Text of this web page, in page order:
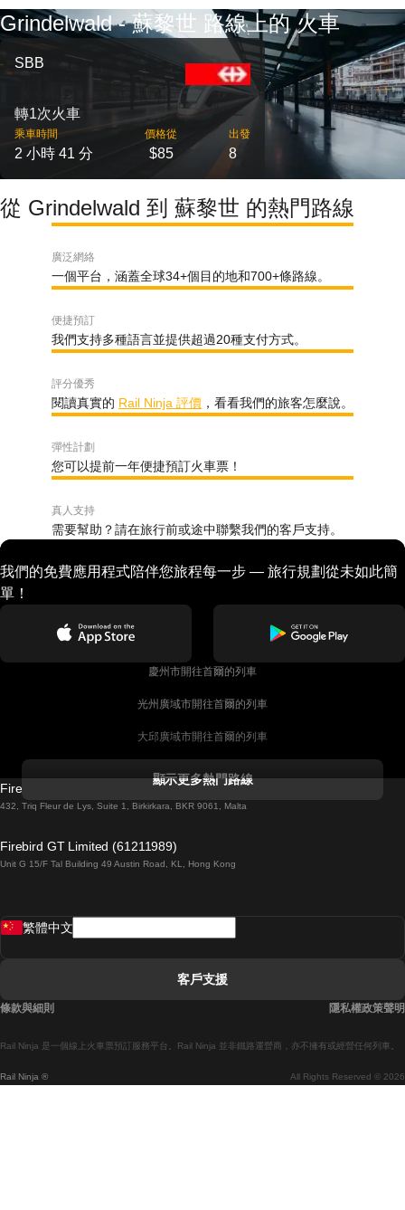
Grindelwald - 蘇黎世 路線上的 火車
SBB
轉1次火車
乘車時間
2 小時 41 分
價格從
$85
出發
8
從 Grindelwald 到 蘇黎世 的熱門路線
廣泛網絡
一個平台，涵蓋全球34+個目的地和700+條路線。
便捷預訂
我們支持多種語言並提供超過20種支付方式。
評分優秀
閱讀真實的 Rail Ninja 評價 ，看看我們的旅客怎麼說。
彈性計劃
您可以提前一年便捷預訂火車票！
真人支持
需要幫助？請在旅行前或途中聯繫我們的客戶支持。
我們的免費應用程式陪伴您旅程每一步 — 旅行規劃從未如此簡
單！
慶州市開往首爾的列車
光州廣域市開往首爾的列車
大邱廣域市開往首爾的列車
都柏林開往戈尔韦的列車
羅馬開往拿坡里的列車
顯示更多熱門路線
Firebird GT Limited (OC 1451)
432, Triq Fleur de Lys, Suite 1, Birkirkara, BKR 9061, Malta
Firebird GT Limited (61211989)
Unit G 15/F Tal Building 49 Austin Road, KL, Hong Kong
Rail Ninja ® All Rights Reserved © 2026
Rail Ninja 是一個線上火車票預訂服務平台。Rail Ninja 並非鐵路運營商，亦不擁有或經營任何列車。
繁體中文
客戶支援
條款與細則 隱私權政策聲明